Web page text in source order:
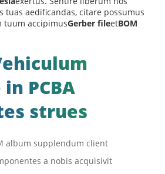
tuas aedificandas, citare possumus
tuum accipimusGerber fileetBOM
PCBA
strues
album supplendum client
a nobis acquisivit